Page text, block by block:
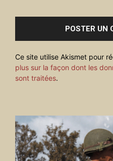
Ce site utilise Akismet pour
plus sur la façon dont les
sont traitées.